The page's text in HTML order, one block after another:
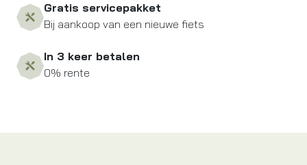
Gratis servicepakket
Bij aankoop van een nieuwe fiets
In 3 keer betalen
0% rente